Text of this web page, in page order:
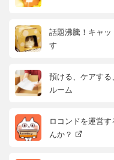
話題沸騰！キャッ
す
預ける、ケアす
ルーム
ロコンドを運営
んか？